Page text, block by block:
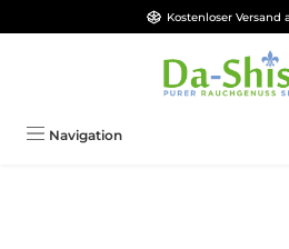
Zum Hauptinhalt springenKostenloser Versand
Navigation